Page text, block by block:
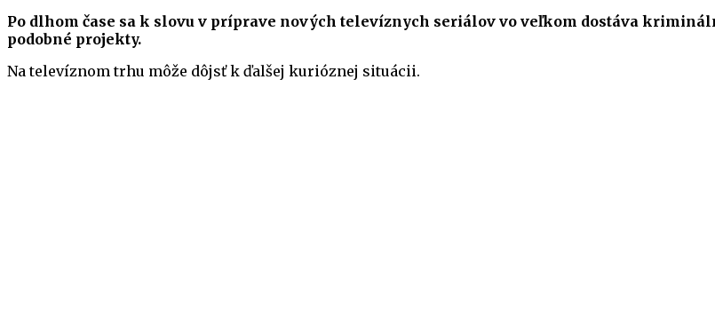
Po dlhom čase sa k slovu v príprave nových televíznych seriálov vo veľkom dostáva
podobné projekty.
Na televíznom trhu môže dôjsť k ďalšej kurióznej situácii.